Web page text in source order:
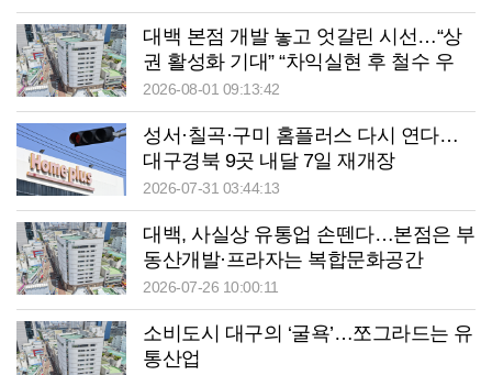
대백 본점 개발 놓고 엇갈린 시선…“상
권 활성화 기대” “차익실현 후 철수 우
려”
2026-08-01 09:13:42
성서·칠곡·구미 홈플러스 다시 연다…
대구경북 9곳 내달 7일 재개장
2026-07-31 03:44:13
대백, 사실상 유통업 손뗀다…본점은 부
동산개발·프라자는 복합문화공간
2026-07-26 10:00:11
소비도시 대구의 ‘굴욕’…쪼그라드는 유
통산업